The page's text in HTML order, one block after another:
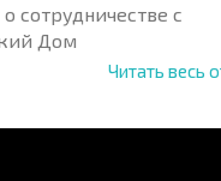
сотрудничестве с
Дом
Читать весь